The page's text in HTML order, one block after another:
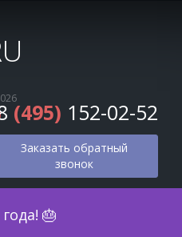
🎂
(495) 152-02-52
Заказать обратный
звонок